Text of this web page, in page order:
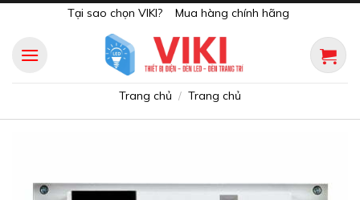
content
Tại sao chọn VIKI? Mua hàng chính hãng
Trang chủ / Trang chủ